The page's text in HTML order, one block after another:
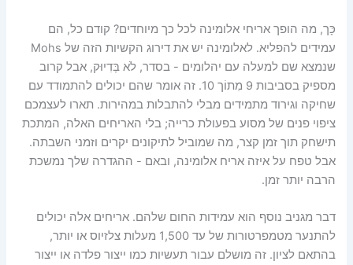
כָּך, מה הופך אריחי אלומינה לכל כך מיוחדים? קודם כל, הם
עמידים להפליא. לאלומינה יש את דירוג הקשיות הזה של Mohs
שנמצא שם למעלה עם יהלומים - בסדר, לֹא בְּדִיוּק, אבל קרוב
מספיק בסביבות 9 מִתוֹך 10. זה אומר שהם יכולים להתמודד עם
שחיקה וגירוד מתמידים מבלי להתבלות במהירות. תארו לעצמכם
ציפוי פנים של מסוע בפעולת כרייה; בלי האריחים האלה, המתכת
תישחק תוך זמן קצר, מה שמוביל לתיקונים יקרים וזמני השבתה.
אבל טפח על איזה אריח אלומינה, ובאם - ההגדרה שלך נמשכת
הרבה יותר זמן.
דבר מגניב נוסף הוא עמידות החום שלהם. אריחים אלה יכולים
להתנער מטמפרטורות של עד 1,500 מעלות צלזיוס או יותר,
בהתאם לציון. זה מושלם עבור תעשיות כמו ייצור פלדה או ייצור